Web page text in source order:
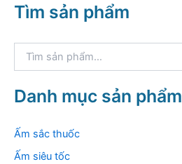
h
iTìm sản phẩm
k
i
m
Danh mục sản phẩm
Ấm sắc thuốc
Ấm siêu tốc